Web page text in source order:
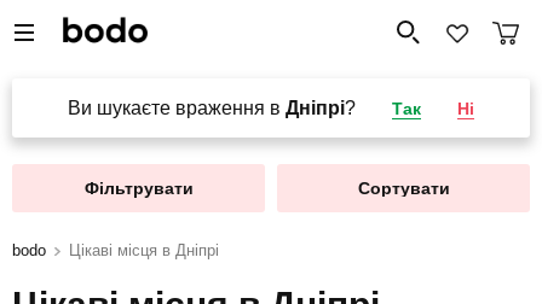
Ви шукаєте враження в Дніпрі? Так Ні
Фільтрувати Сортувати
bodo Цікаві місця в Дніпрі